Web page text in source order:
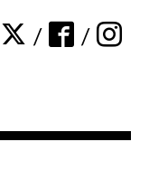
/ /